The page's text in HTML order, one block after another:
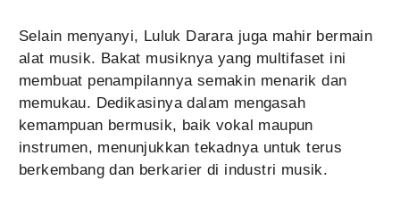
Selain menyanyi, Luluk Darara juga mahir bermain
alat musik. Bakat musiknya yang multifaset ini
membuat penampilannya semakin menarik dan
memukau. Dedikasinya dalam mengasah
kemampuan bermusik, baik vokal maupun
instrumen, menunjukkan tekadnya untuk terus
berkembang dan berkarier di industri musik.